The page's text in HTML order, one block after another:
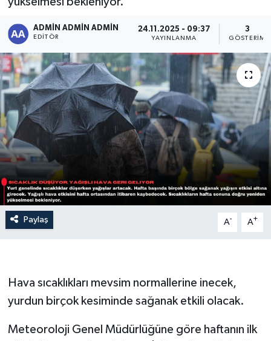
ADMİN ADMİN ADMİN
EDITÖR
24.11.2025 - 09:37
YAYINLANMA
3
GÖSTERIM
Paylaş A- A+
Hava sıcaklıkları mevsim normallerine inecek,
yurdun birçok kesiminde sağanak etkili olacak.
Meteoroloji Genel Müdürlüğüne göre haftanın ilk
Sağlık
Siyaset
Spor
Türkiye